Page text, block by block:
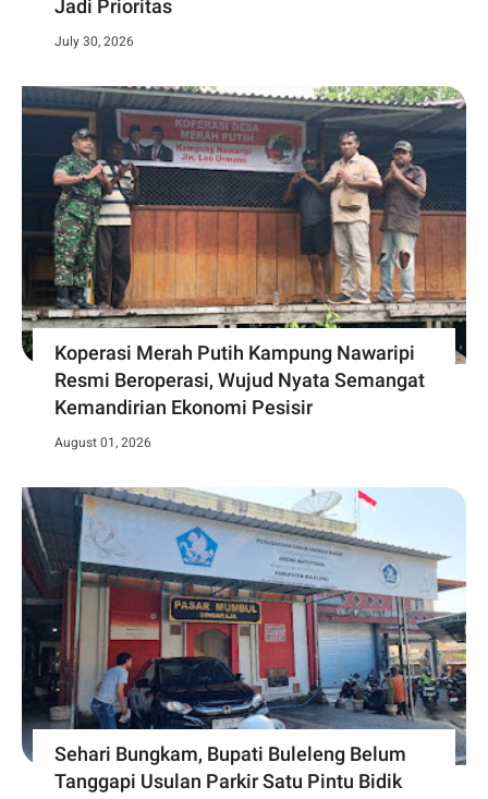
Jadi Prioritas
July 30, 2026
Koperasi Merah Putih Kampung Nawaripi
Resmi Beroperasi, Wujud Nyata Semangat
Kemandirian Ekonomi Pesisir
August 01, 2026
Sehari Bungkam, Bupati Buleleng Belum
Tanggapi Usulan Parkir Satu Pintu Bidik